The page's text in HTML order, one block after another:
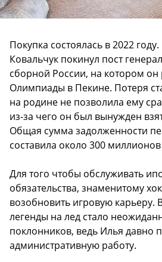
Покупка состоялась в 2022
Ковальчук покинул пост
сборной России, на котором он
Олимпиады в Пекине. Потеря
на родине не позволила ему
из-за чего он был вынужден
Общая сумма задолженности
составила около 300
Для того чтобы обслуживать
обязательства, знаменитому
возобновить игровую карьеру.
легенды на лед стало
поклонников, ведь Илья давно
административную работу.